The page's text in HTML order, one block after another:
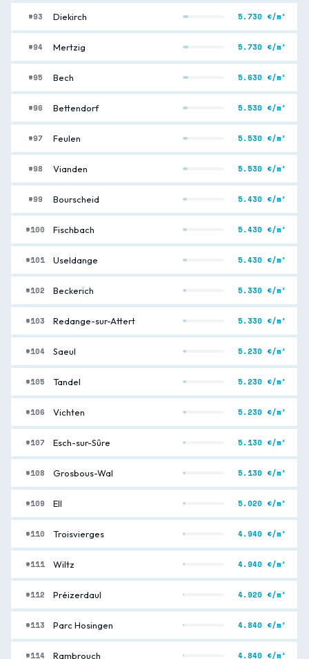
#93 Diekirch 5.730 €/m²
#94 Mertzig 5.730 €/m²
#95 Bech 5.630 €/m²
#96 Bettendorf 5.530 €/m²
#97 Feulen 5.530 €/m²
#98 Vianden 5.530 €/m²
#99 Bourscheid 5.430 €/m²
#100 Fischbach 5.430 €/m²
#101 Useldange 5.430 €/m²
#102 Beckerich 5.330 €/m²
#103 Redange-sur-Attert 5.330 €/m²
#104 Saeul 5.230 €/m²
#105 Tandel 5.230 €/m²
#106 Vichten 5.230 €/m²
#107 Esch-sur-Sûre 5.130 €/m²
#108 Grosbous-Wal 5.130 €/m²
#109 Ell 5.020 €/m²
#110 Troisvierges 4.940 €/m²
#111 Wiltz 4.940 €/m²
#112 Préizerdaul 4.920 €/m²
#113 Parc Hosingen 4.840 €/m²
#114 Rambrouch 4.840 €/m²